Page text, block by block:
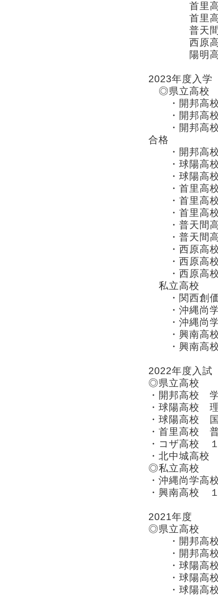
首里高校
首里高校
普天間
西原高校
陽明高
2023年度入学
◎県立高校
・開邦高
・開邦高
・開邦高
合格
・開邦高
・球陽高
・球陽高
・首里高
・首里高
・首里高
・普天
・普天
・西原高
・西原
・西原高
私立高校
・関西創
・沖縄尚
・沖縄尚
・興南
・興南
2022年度入試
◎県立高校
・開邦高校
・球陽高校
・球陽高校
・首里高校
・コザ高校
・北中城高
◎私立高校
・沖縄尚学
・興南高校
2021年度
◎県立高校
・開邦高校
・開邦高校
・球陽高
・球陽高校
・球陽高校